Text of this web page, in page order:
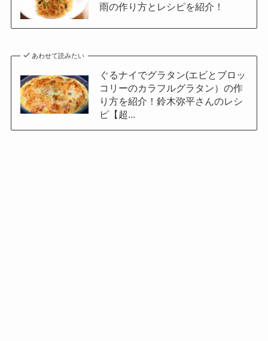
雨の作り方とレシピを紹介！
あわせて読みたい
ぐるナイでグラタン(エビとブロッ
コリーのカラフルグラタン）の作
り方を紹介！鈴木弥平さんのレシ
ピ【超...